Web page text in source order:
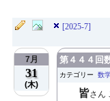
[2025-7]
7月
31
(木)
第４４４回
カテゴリー 数
皆さん